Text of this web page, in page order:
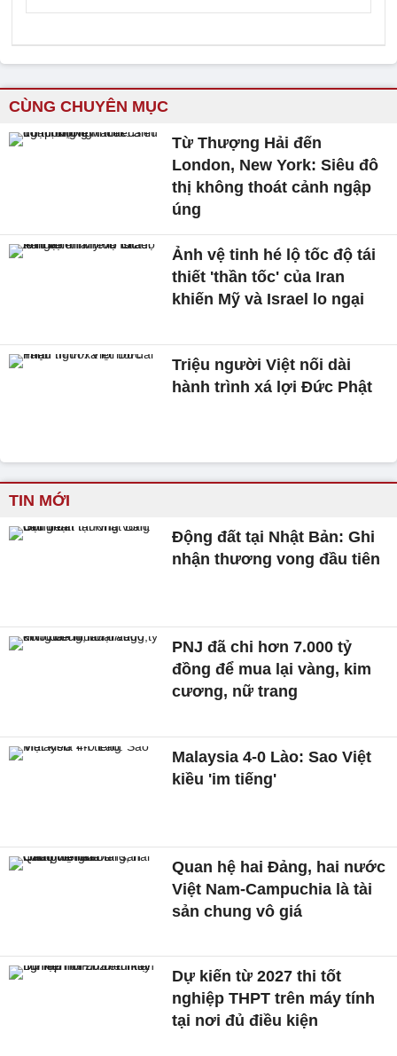
CÙNG CHUYÊN MỤC
Từ Thượng Hải đến
London, New York: Siêu đô
thị không thoát cảnh ngập
úng
Ảnh vệ tinh hé lộ tốc độ tái
thiết 'thần tốc' của Iran
khiến Mỹ và Israel lo ngại
Triệu người Việt nối dài
hành trình xá lợi Đức Phật
TIN MỚI
Động đất tại Nhật Bản: Ghi
nhận thương vong đầu tiên
PNJ đã chi hơn 7.000 tỷ
đồng để mua lại vàng, kim
cương, nữ trang
Malaysia 4-0 Lào: Sao Việt
kiều 'im tiếng'
Quan hệ hai Đảng, hai nước
Việt Nam-Campuchia là tài
sản chung vô giá ​
Dự kiến từ 2027 thi tốt
nghiệp THPT trên máy tính
tại nơi đủ điều kiện